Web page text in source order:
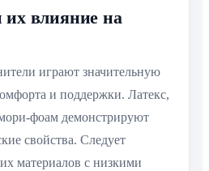
влияние на
играют значительную
и поддержки. Латекс,
фоам демонстрируют
свойства. Следует
материалов с низкими